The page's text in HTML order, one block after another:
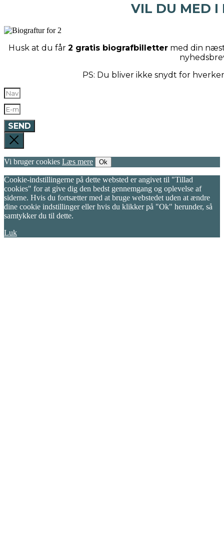
VIL DU MED I
Husk at du får 2 gratis biografbillettermed din
PS: Du bliver ikke snydt for
SEND
Vi bruger cookies Læs mere Ok
Cookie-indstillingerne på dette websted er angivet til "Tillad
cookies" for at give dig den bedst gennemgang og oplevelse af
siderne. Hvis du fortsætter med at bruge webstedet uden at ændre
dine cookie indstillinger eller hvis du klikker på "Ok" herunder, så
samtykker du til dette.
Luk